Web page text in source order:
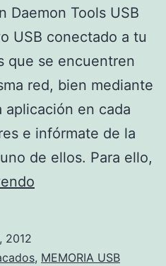
Daemon Tools USB
USB conectado a tu
que se encuentren
red, bien mediante
aplicación en cada
e infórmate de la
de ellos. Para ello,
USB
2012
, MEMORIA USB